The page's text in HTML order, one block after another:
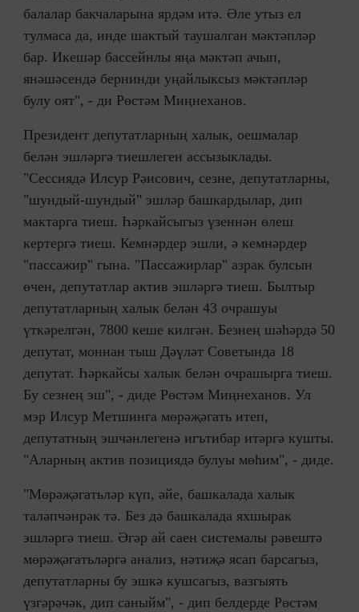
балалар бакчаларына ярдәм итә. Әле утыз ел
тулмаса да, инде шактый таушалган мәктәпләр
бар. Икешәр бассейнлы яңа мәктәп ачып,
янәшәсендә бернинди уңайлыксыз мәктәпләр
булу оят", - ди Рөстәм Миңнеханов.
Президент депутатларның халык, оешмалар
белән эшләргә тиешлеген ассызыклады.
"Сессиядә Илсур Рәисович, сезне, депутатларны,
"шундый-шундый" эшләр башкардылар, дип
мактарга тиеш. Һәркайсыгыз үзеннән өлеш
кертергә тиеш. Кемнәрдер эшли, ә кемнәрдер
"пассажир" гына. "Пассажирлар" азрак булсын
өчен, депутатлар актив эшләргә тиеш. Былтыр
депутатларның халык белән 43 очрашуы
үткәрелгән, 7800 кеше килгән. Безнең шәһәрдә 50
депутат, моннан тыш Дәүләт Советында 18
депутат. Һәркайсы халык белән очрашырга тиеш.
Бу сезнең эш", - диде Рөстәм Миңнеханов. Ул
мэр Илсур Метшинга мөрәҗәгать итеп,
депутатның эшчәнлегенә игътибар итәргә кушты.
"Аларның актив позициядә булуы мөһим", - диде.
"Мөрәҗәгатьләр күп, әйе, башкалада халык
таләпчәнрәк тә. Без дә башкалада яхшырак
эшләргә тиеш. Әгәр ай саен системалы рәвештә
мөрәҗәгатьләргә анализ, нәтиҗә ясап барсагыз,
депутатларны бу эшкә кушсагыз, вазгыять
үзгәрәчәк, дип саныйм", - дип белдерде Рөстәм